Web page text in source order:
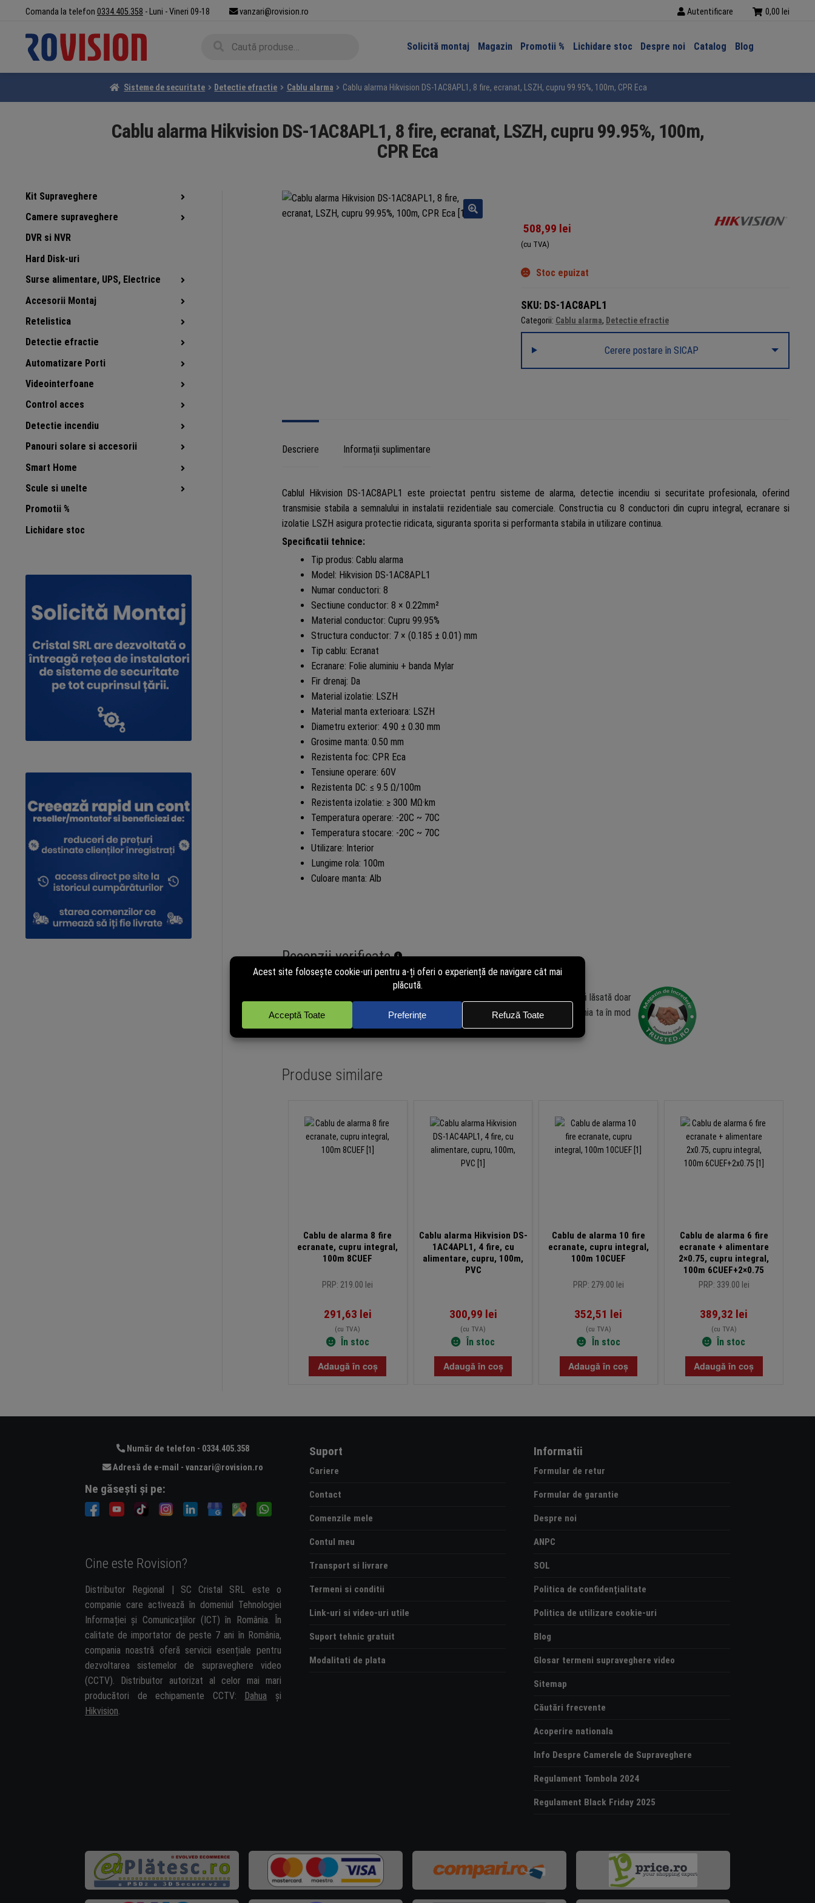
navigare
conținut
Comanda la telefon 0334.405.358 - Luni - Vineri 09-18 vanzari@rovision.ro Autentificare 0,00 lei
Solicită montaj Magazin Promotii % Lichidare stoc Despre noi Catalog Blog
Sisteme de securitate Detectie efractie Cablu alarma Cablu alarma Hikvision DS-1AC8APL1, 8 fire, ecranat, LSZH, cupru 99.95%, 100m, CPR Eca
Cablu alarma Hikvision DS-1AC8APL1, 8 fire, ecranat, LSZH, cupru 99.95%, 100m,
CPR Eca
508,99 lei
(cu TVA)
Stoc epuizat
SKU: DS-1AC8APL1
Categorii: Cablu alarma, Detectie efractie
Cerere postare în SICAP
Descriere Informații suplimentare
Cablul Hikvision DS-1AC8APL1 este proiectat pentru sisteme de alarma, detectie incendiu si securitate profesionala, oferind
transmisie stabila a semnalului in instalatii rezidentiale sau comerciale. Constructia cu 8 conductori din cupru integral, ecranare si
izolatie LSZH asigura protectie ridicata, siguranta sporita si performanta stabila in utilizare continua.
Specificatii tehnice:
Tip produs: Cablu alarma
Model: Hikvision DS-1AC8APL1
Numar conductori: 8
Sectiune conductor: 8 × 0.22mm²
Material conductor: Cupru 99.95%
Structura conductor: 7 × (0.185 ± 0.01) mm
Tip cablu: Ecranat
Ecranare: Folie aluminiu + banda Mylar
Fir drenaj: Da
Material izolatie: LSZH
Material manta exterioara: LSZH
Diametru exterior: 4.90 ± 0.30 mm
Grosime manta: 0.50 mm
Rezistenta foc: CPR Eca
Tensiune operare: 60V
Rezistenta DC: ≤ 9.5 Ω/100m
Rezistenta izolatie: ≥ 300 MΩ·km
Temperatura operare: -20C ~ 70C
Temperatura stocare: -20C ~ 70C
Utilizare: Interior
Lungime rola: 100m
Culoare manta: Alb
Recenzii verificate
powered byTRUSTED.RO
Nu avem încă opinii de la clienți verificați pentru acest produs. Recenzia poate fi lăsată doar
de cei care au cumpărat pe site. Cumpără și tu acum pentru a putea publica opinia ta în mod
independent!
Produse similare
Cablu de alarma 8 fire
ecranate, cupru integral,
100m 8CUEF
PRP: 219.00 lei
291,63 lei
(cu TVA)
În stoc
Adaugă în coș
Cablu alarma Hikvision DS-
1AC4APL1, 4 fire, cu
alimentare, cupru, 100m,
PVC
300,99 lei
(cu TVA)
În stoc
Adaugă în coș
Cablu de alarma 10 fire
ecranate, cupru integral,
100m 10CUEF
PRP: 279.00 lei
352,51 lei
(cu TVA)
În stoc
Adaugă în coș
Cablu de alarma 6 fire
ecranate + alimentare
2×0.75, cupru integral,
100m 6CUEF+2×0.75
PRP: 339.00 lei
389,32 lei
(cu TVA)
În stoc
Adaugă în coș
Kit Supraveghere
Camere supraveghere
DVR si NVR
Hard Disk-uri
Surse alimentare, UPS, Electrice
Accesorii Montaj
Retelistica
Detectie efractie
Automatizare Porti
Videointerfoane
Control acces
Detectie incendiu
Panouri solare si accesorii
Smart Home
Scule si unelte
Promotii %
Lichidare stoc
Număr de telefon - 0334.405.358
Adresă de e-mail - vanzari@rovision.ro
Ne găsești și pe:
Cine este Rovision?
Distributor Regional | SC Cristal SRL este o
companie care activează în domeniul Tehnologiei
Informației și Comunicațiilor (ICT) în România. În
calitate de importator de peste 7 ani în România,
compania noastră oferă servicii esențiale pentru
dezvoltarea sistemelor de supraveghere video
(CCTV). Distribuitor autorizat al celor mai mari
producători de echipamente CCTV: Dahua și
Hikvision.
Suport
Cariere
Contact
Comenzile mele
Contul meu
Transport si livrare
Termeni si conditii
Link-uri si video-uri utile
Suport tehnic gratuit
Modalitati de plata
Informatii
Formular de retur
Formular de garantie
Despre noi
ANPC
SOL
Politica de confidențialitate
Politica de utilizare cookie-uri
Blog
Glosar termeni supraveghere video
Sitemap
Căutări frecvente
Acoperire nationala
Info Despre Camerele de Supraveghere
Regulament Tombola 2024
Regulament Black Friday 2025